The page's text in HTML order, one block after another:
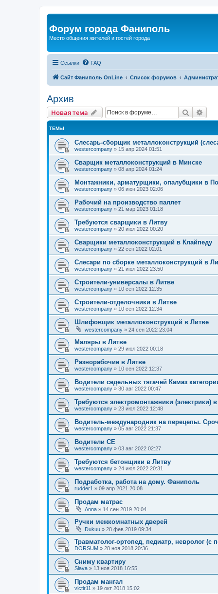
Форум города Фаниполь
Место общения жителей и гостей города
Ссылки FAQ
Сайт Фаниполь OnLine Список форумов
Архив
Новая тема Поиск
ТЕМЫ
Слесарь-сборщик металлоконструкций
westercompany » 15 апр 2024 01:51
Сварщик металлоконструкций в Минске
westercompany » 08 апр 2024 01:24
Монтажники, арматурщики, опалубщики в
westercompany » 06 июн 2023 02:06
Рабочий на производство паллет
westercompany » 21 мар 2023 01:18
Требуются сварщики в Литву
westercompany » 20 июл 2022 00:20
Сварщики металлоконструкций в Клайпеду
westercompany » 22 сен 2022 02:01
Слесари по сборке металлоконструкций в
westercompany » 21 июл 2022 23:50
Строители-универсалы в Литве
westercompany » 10 сен 2022 12:35
Строители-отделочники в Литве
westercompany » 10 сен 2022 12:34
Шлифовщик металлоконструкций в Литве
westercompany » 24 сен 2022 23:04
Маляры в Литве
westercompany » 29 июл 2022 00:18
Разнорабочие в Литве
westercompany » 10 сен 2022 12:37
Водители седельных тягачей Камаз
westercompany » 30 авг 2022 00:47
Требуются электромонтажники (электрики)
westercompany » 23 июл 2022 12:48
Водитель-международник на перецепы.
westercompany » 05 авг 2022 21:37
Водители СЕ
westercompany » 03 авг 2022 02:27
Требуются бетонщики в Литву
westercompany » 24 июл 2022 20:31
Подработка, работа на дому. Фаниполь
rudder1 » 09 апр 2021 20:08
Продам матрас
Anna » 14 сен 2019 20:04
Ручки межкомнатных дверей
Dukuu » 28 фев 2019 09:34
Травматолог-ортопед, педиатр, невролог (с
DORSUM » 28 ноя 2018 20:36
Сниму квартиру
Slava » 13 ноя 2018 16:55
Продам мангал
victir11 » 19 окт 2018 15:02